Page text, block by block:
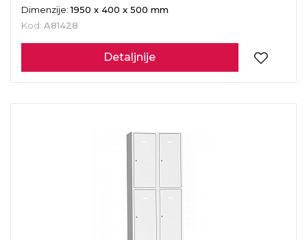
Dimenzije:1950 x 400 x 500 mm
Kod: A81428
Detaljnije